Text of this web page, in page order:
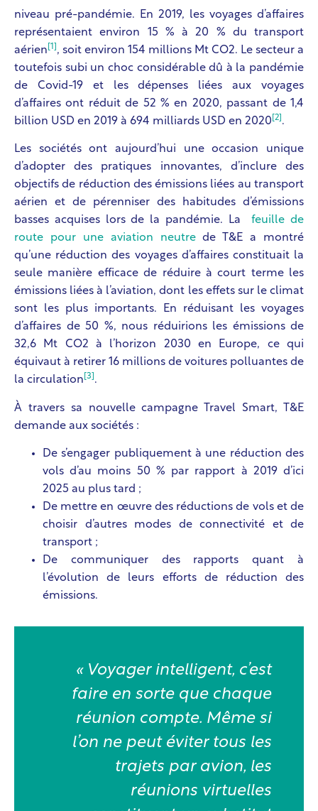
niveau pré-pandémie. En 2019, les voyages d’affaires
représentaient environ 15 % à 20 % du transport
aérien [1] , soit environ 154 millions Mt CO2. Le secteur a
toutefois subi un choc considérable dû à la pandémie
de Covid-19 et les dépenses liées aux voyages
d’affaires ont réduit de 52 % en 2020, passant de 1,4
billion USD en 2019 à 694 milliards USD en 2020 [2] .
Les sociétés ont aujourd’hui une occasion unique
d’adopter des pratiques innovantes, d’inclure des
objectifs de réduction des émissions liées au transport
aérien et de pérenniser des habitudes d’émissions
basses acquises lors de la pandémie. Lafeuille de
route pour une aviation neutrede T&E a montré
qu’une réduction des voyages d’affaires constituait la
seule manière efficace de réduire à court terme les
émissions liées à l’aviation, dont les effets sur le climat
sont les plus importants. En réduisant les voyages
d’affaires de 50 %, nous réduirions les émissions de
32,6 Mt CO2 à l’horizon 2030 en Europe, ce qui
équivaut à retirer 16 millions de voitures polluantes de
la circulation [3] .
À travers sa nouvelle campagne Travel Smart, T&E
demande aux sociétés :
De s’engager publiquement à une réduction des
vols d’au moins 50 % par rapport à 2019 d’ici
2025 au plus tard ;
De mettre en œuvre des réductions de vols et de
choisir d’autres modes de connectivité et de
transport ;
De communiquer des rapports quant à
l’évolution de leurs efforts de réduction des
émissions.
« Voyager intelligent, c’est
faire en sorte que chaque
réunion compte. Même si
l’on ne peut éviter tous les
trajets par avion, les
réunions virtuelles